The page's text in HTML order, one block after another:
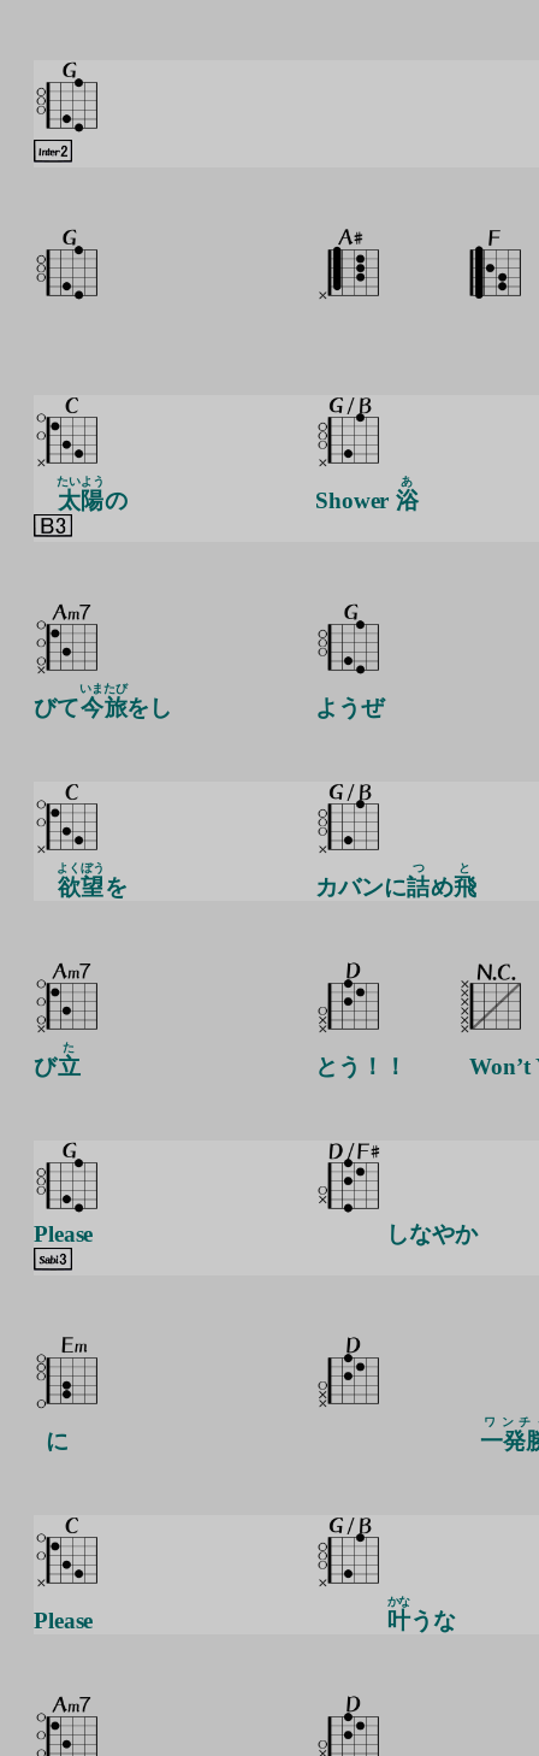
太陽
たいよう
の Shower 浴
あ
びて今
いま
旅
たび
をし ようぜ
欲望
よくぼう
を カバンに詰
つ
め飛
と
び立
た
とう！！ Won’t
Please しなやか
に 一発
ワンチ
Please 叶
かな
うな